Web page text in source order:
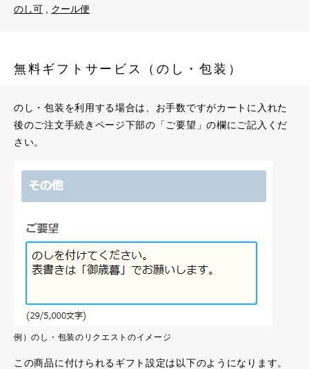
のし可
クール便
無料ギフトサービス（のし・包装）
のし・包装を利用する場合は、お手数ですがカートに入れた
後のご注文手続きページ下部の「ご要望」の欄にご記入くだ
さい。
例）のし・包装のリクエストのイメージ
この商品に付けられるギフト設定は以下のようになります。